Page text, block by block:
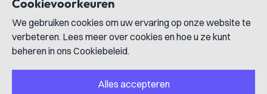
Contactgegevens
info@lexboost.com
Cookievoorkeuren
We gebruiken cookies om uw ervaring op onze website te
verbeteren. Lees meer over cookies en hoe u ze kunt
beheren in ons Cookiebeleid.
Alles accepteren